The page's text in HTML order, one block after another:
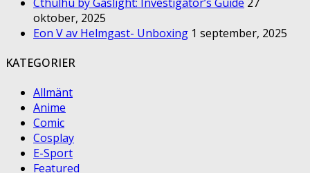
oktober, 2025
Eon V av Helmgast- Unboxing 1 september, 2025
KATEGORIER
Allmänt
Anime
Comic
Cosplay
E-Sport
Featured